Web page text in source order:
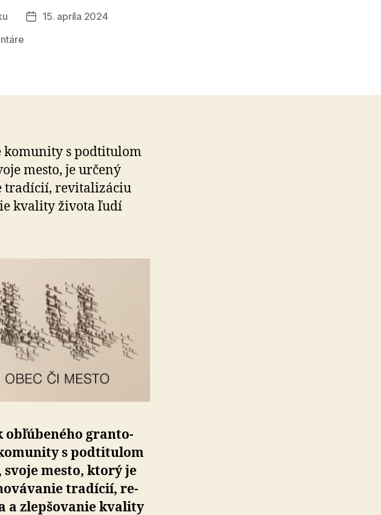
Dátum
15. apríla 2024
na
novom
zdvojnásobí
svoju
podporu
ko­mu­nity s pod­ti­tu­lom
mesto, je určený
tradícií, re­vi­ta­li­záciu
kvality života ľudí
obľú­be­ného gran­to­
s pod­ti­tu­lom
svoje mesto, ktorý je
tradícií, re­
a zlep­šo­vanie kvality